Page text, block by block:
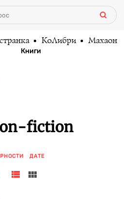
КоЛибри Махаон
Книги
fiction
ДАТЕ